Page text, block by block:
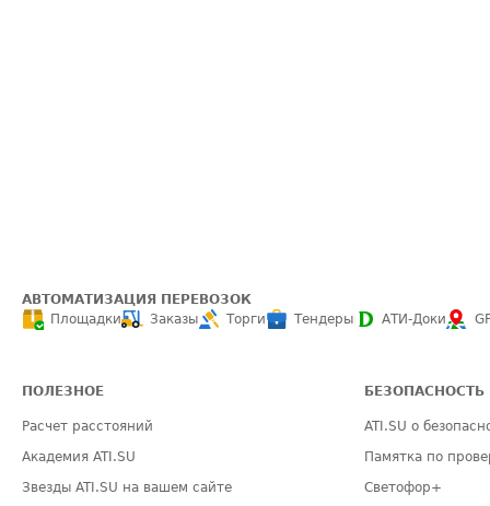
АВТОМАТИЗАЦИЯ ПЕРЕВОЗОК
Площадки
Заказы Торги Тендеры АТИ-Доки
ПОЛЕЗНОЕ
Расчет расстояний
Академия ATI.SU
Звезды ATI.SU на вашем сайте
БЕЗОПАСНОСТЬ
ATI.SU о
Памятка по
Светофор+